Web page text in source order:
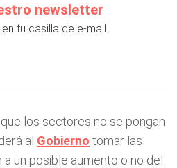
newsletter
tu casilla de e-mail.
los sectores no se pongan
al Gobierno tomar las
un posible aumento o no del